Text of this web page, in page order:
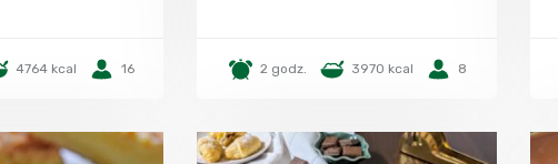
4764 kcal 16 2 godz. 3970 kcal 8